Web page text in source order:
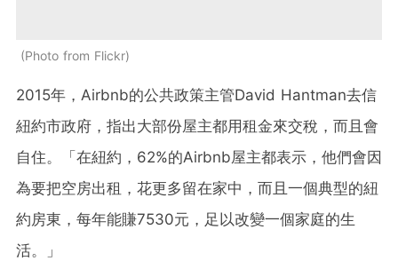
Photo from Flickr
2015年，Airbnb的公共政策主管David Hantman去信
紐約市政府，指出大部份屋主都用租金來交稅，而且會
自住。「在紐約，62%的Airbnb屋主都表示，他們會因
為要把空房出租，花更多留在家中，而且一個典型的紐
約房東，每年能賺7530元，足以改變一個家庭的生
活。」